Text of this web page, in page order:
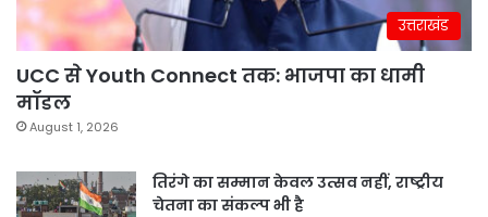
उत्तराखंड
UCC से Youth Connect तक: भाजपा का धामी
मॉडल
August 1, 2026
तिरंगे का सम्मान केवल उत्सव नहीं, राष्ट्रीय
चेतना का संकल्प भी है